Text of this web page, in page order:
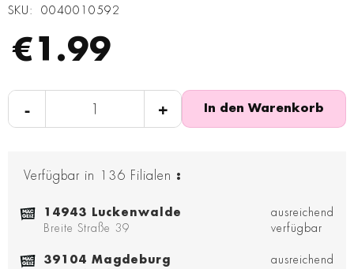
SKU 0040010592
€1.99
- + In den Warenkorb
Verfügbar in 136 Filialen :
14943 Luckenwalde
Breite Straße 39
ausreichend
verfügbar
39104 Magdeburg
ausreichend